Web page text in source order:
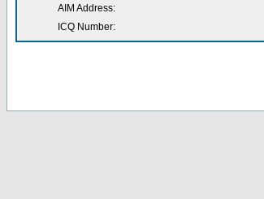
AIM Address:
ICQ Number: